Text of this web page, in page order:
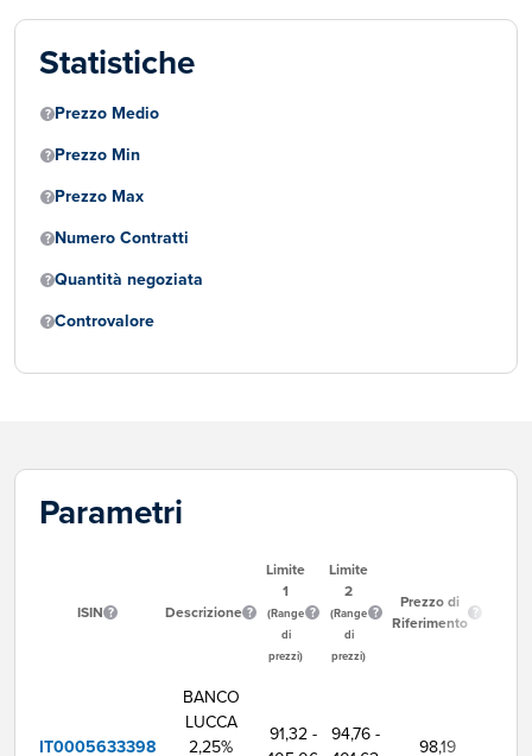
Statistiche
Prezzo Medio
Prezzo Min
Prezzo Max
Numero Contratti
Quantità negoziata
Controvalore
Parametri
ISIN Descrizione
Limite
1
(Range
di
prezzi)
Limite
2
(Range
di
prezzi)
Prezzo di
Riferimento
IT0005633398
BANCO
LUCCA
2,25%
91,32 - 94,76 -
98,19